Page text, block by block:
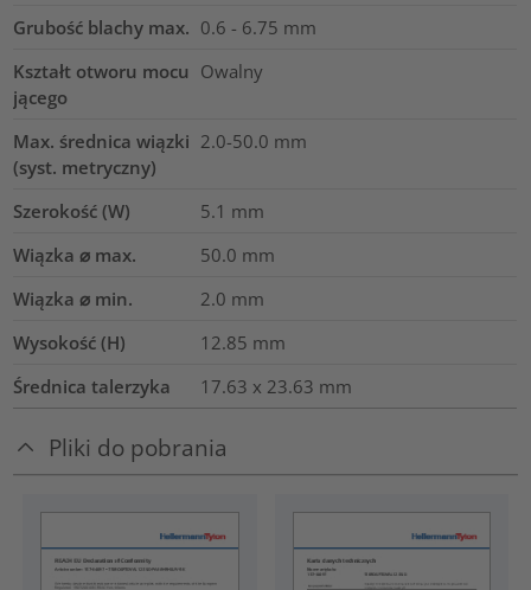
Grubość blachy max. 0.6 - 6.75 mm
Kształt otworu mocu
jącego
Owalny
Max. średnica wiązki
(syst. metryczny)
2.0-50.0 mm
Szerokość (W) 5.1 mm
Wiązka ⌀ max.
50.0 mm
Wiązka ⌀ min.
2.0 mm
Wysokość (H)
12.85 mm
Średnica talerzyka
17.63 x 23.63 mm
Pliki do pobrania